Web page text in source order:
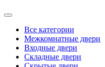
Все категории
Межкомнатные двери
Входные двери
Складные двери